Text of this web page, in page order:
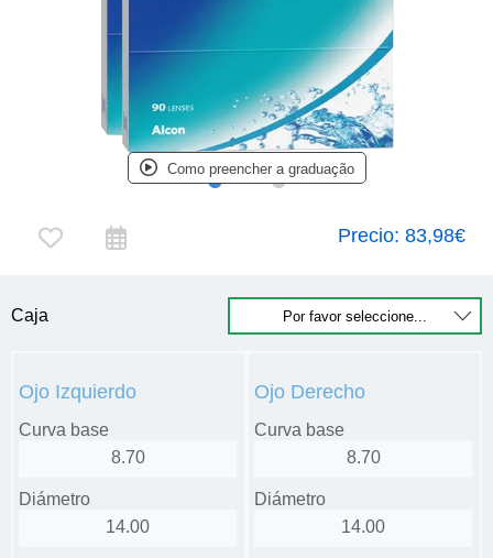
Como preencher a graduação
Precio: 83,98€
Caja
Ojo Izquierdo
Curva base
8.70
Diámetro
14.00
Ojo Derecho
Curva base
8.70
Diámetro
14.00